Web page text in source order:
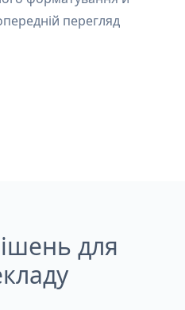
перегляд
для